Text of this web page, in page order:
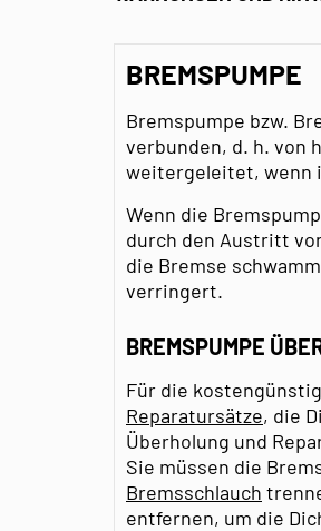
BREMSPUMPE
Bremspumpe bzw.
verbunden, d. h. von
weitergeleitet, wenn
Wenn die
durch den Austritt
die Bremse
verringert.
BREMSPUMPE
Für die
Reparatursätze, die
Überholung und
Sie müssen die
Bremsschlauch
entfernen, um die